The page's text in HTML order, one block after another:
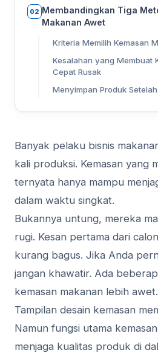
02 Membandingkan Tiga
Makanan Awet
Kriteria Memilih Kemasan
Kesalahan yang Membuat
Cepat Rusak
Menyimpan Produk
Banyak pelaku bisnis
kali produksi. Kemasan yang
ternyata hanya mampu
dalam waktu singkat.
Bukannya untung, mereka
rugi. Kesan pertama dari
kurang bagus. Jika Anda
jangan khawatir. Ada
kemasan makanan lebih awet.
Tampilan desain kemasan
Namun fungsi utama
menjaga kualitas produk di